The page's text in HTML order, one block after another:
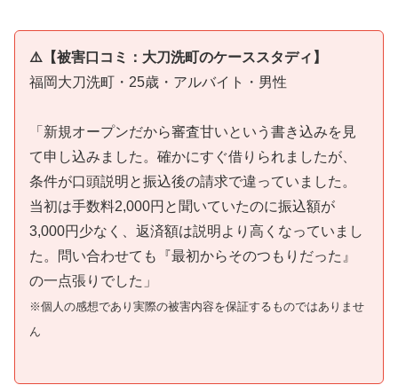
⚠️【被害口コミ：大刀洗町のケーススタディ】
福岡大刀洗町・25歳・アルバイト・男性
「新規オープンだから審査甘いという書き込みを見
て申し込みました。確かにすぐ借りられましたが、
条件が口頭説明と振込後の請求で違っていました。
当初は手数料2,000円と聞いていたのに振込額が
3,000円少なく、返済額は説明より高くなっていまし
た。問い合わせても『最初からそのつもりだった』
の一点張りでした」
※個人の感想であり実際の被害内容を保証するものではありませ
ん